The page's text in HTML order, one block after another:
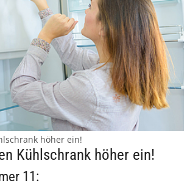
höher ein!
Kühlschrank höher ein!
11: